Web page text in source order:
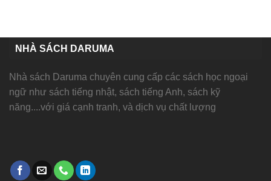
NHÀ SÁCH DARUMA
Nhà sách Daruma chuyên cung cấp các sách học ngoại
ngữ như sách tiếng nhật, sách tiếng Anh, sách kỹ
năng....với giá cạnh tranh, và dịch vụ chất lượng